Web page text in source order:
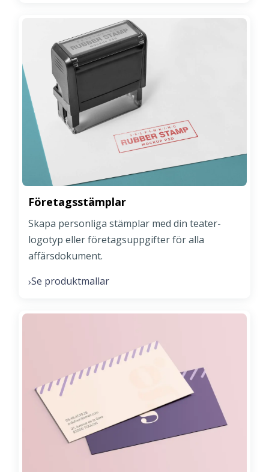
Företagsstämplar
Skapa personliga stämplar med din teater-
logotyp eller företagsuppgifter för alla
affärsdokument.
›Se produktmallar